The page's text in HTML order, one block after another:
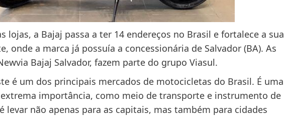
lojas, a Bajaj passa a ter 14 endereços no Brasil e fortalece a sua
onde a marca já possuía a concessionária de Salvador (BA). As
Bajaj Salvador, fazem parte do grupo Viasul.
é um dos principais mercados de motocicletas do Brasil. É uma
importância, como meio de transporte e instrumento de
levar não apenas para as capitais, mas também para cidades